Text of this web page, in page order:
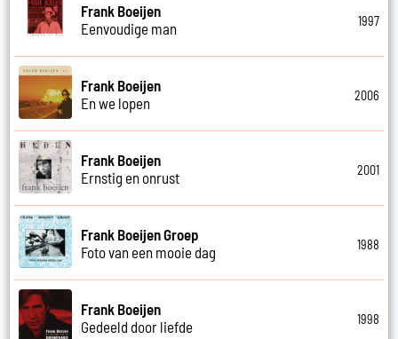
Frank Boeijen
Eenvoudige man
1997
Frank Boeijen
En we lopen
2006
Frank Boeijen
Ernstig en onrust
2001
Frank Boeijen Groep
Foto van een mooie dag
1988
Frank Boeijen
Gedeeld door liefde
1998